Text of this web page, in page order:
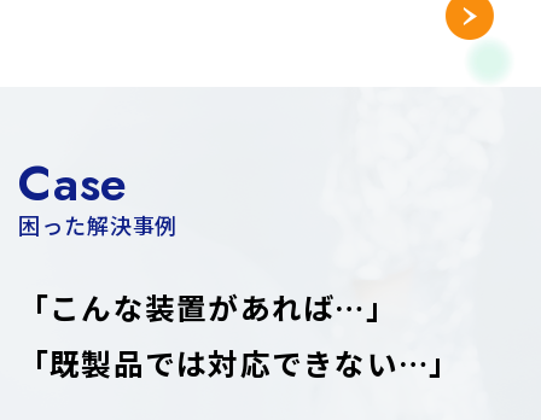
Case
困った解決事例
「こんな装置があれば…」
「既製品では対応できない…」